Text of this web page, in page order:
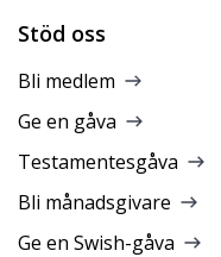
Stöd oss
Bli medlem
Ge en gåva
Testamentesgåva
Bli månadsgivare
Ge en Swish-gåva